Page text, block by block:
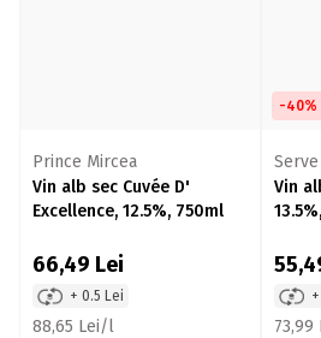
Prince Mircea
Vin alb sec Cuvée D'
Excellence, 12.5%, 750ml
66,49 Lei
+ 0.5 Lei
88,65 Lei/l
-40%
Vin